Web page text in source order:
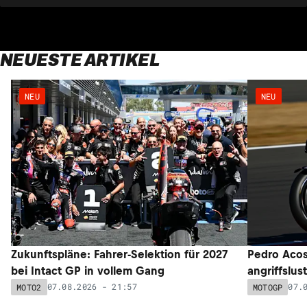
NEUESTE ARTIKEL
NEU
Zukunftspläne: Fahrer-Selektion für 2027
bei Intact GP in vollem Gang
MOTO2 07.08.2026 - 21:57
NEU
Pedro
MOTOGP